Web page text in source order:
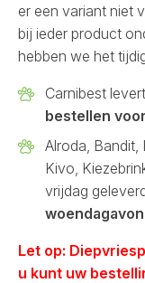
er een variant niet
bij ieder product
hebben we het
Carnibest
bestellen
Alroda, Bandit,
Kivo,
vrijdag
Let op:
u kunt uw